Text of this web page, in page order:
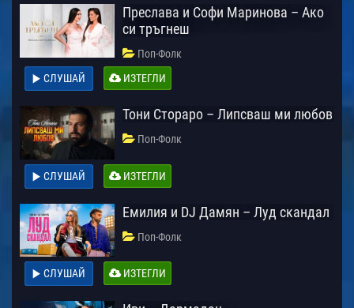
Преслава и Софи Маринова – Ако
си тръгнеш
Поп-Фолк
СЛУШАЙ
ИЗТЕГЛИ
Тони Стораро – Липсваш ми любов
Поп-Фолк
СЛУШАЙ ИЗТЕГЛИ
Емилия и DJ Дамян – Луд скандал
Поп-Фолк
СЛУШАЙ ИЗТЕГЛИ